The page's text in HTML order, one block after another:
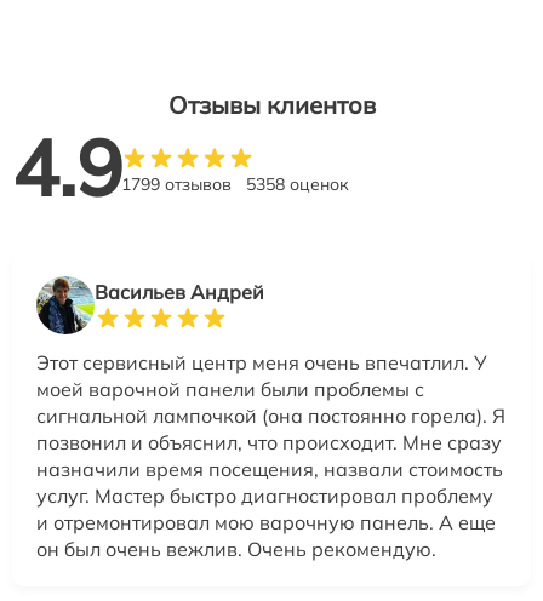
Отзывы клиентов
4.91799 отзывов 5358 оценок
Васильев Андрей
Этот сервисный центр меня очень впечатлил. У
моей варочной панели были проблемы с
сигнальной лампочкой (она постоянно горела). Я
позвонил и объяснил, что происходит. Мне сразу
назначили время посещения, назвали стоимость
услуг. Мастер быстро диагностировал проблему
и отремонтировал мою варочную панель. А еще
он был очень вежлив. Очень рекомендую.